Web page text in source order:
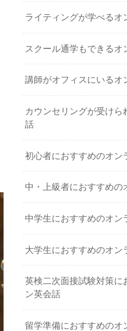
ライティングが学べるオ
スクール通学もできるオ
講師がオフィスにいるオ
カウンセリングが受けら
話
初心者におすすめのオン
中・上級者におすすめの
中学生におすすめのオン
大学生におすすめのオン
英検二次面接試験対策に
ン英会話
留学準備におすすめのオ